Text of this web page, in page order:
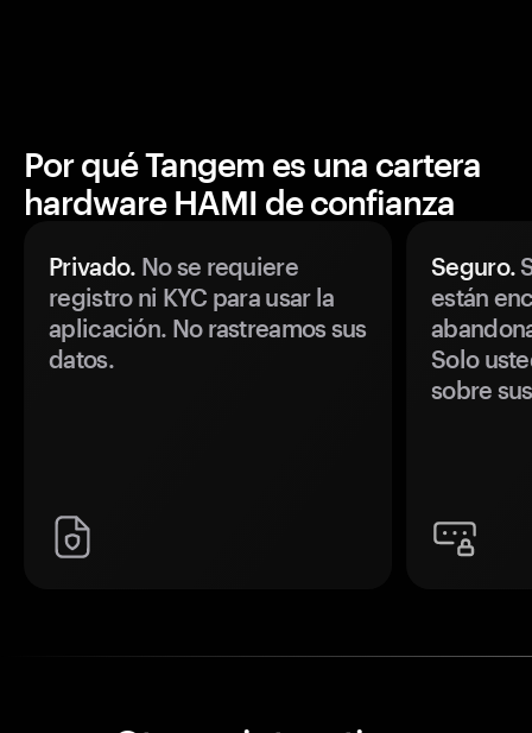
Por qué Tangem es una cartera
hardware HAMI de confianza
Privado. No se requiere
registro ni KYC para usar la
aplicación. No rastreamos sus
datos.
Seguro.
están
Solo
sobre